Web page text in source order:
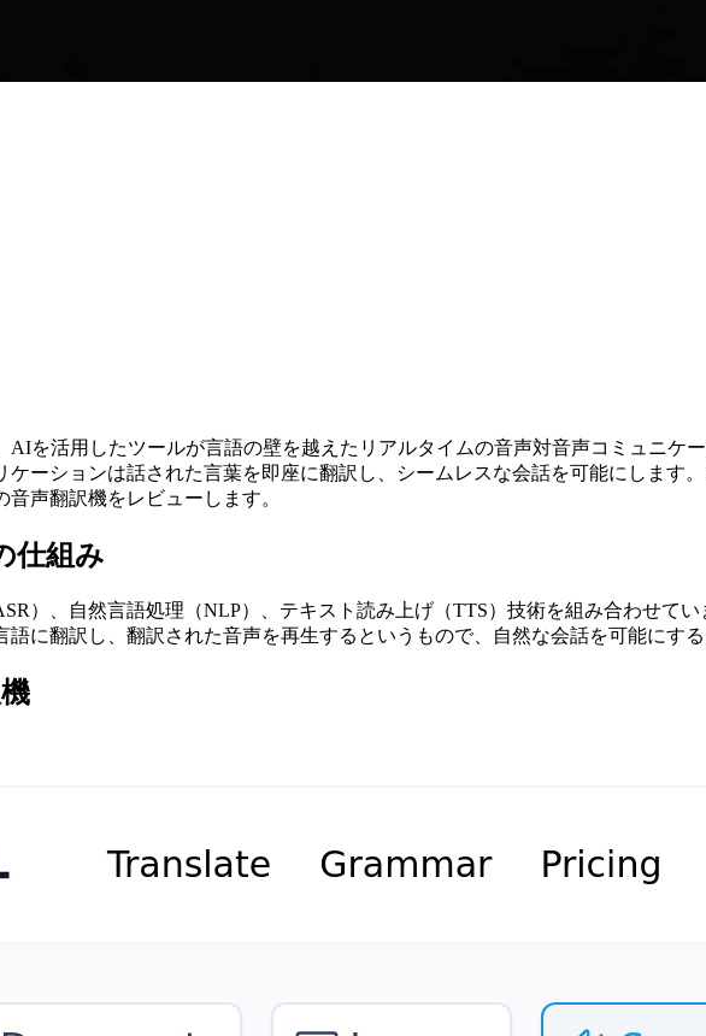
AIを活用したツールが言語の壁を越えたリアルタイムの音声対音声コミュニケ
ケーションは話された言葉を即座に翻訳し、シームレスな会話を可能にします
声翻訳機をレビューします。
仕組み
）、自然言語処理（NLP）、テキスト読み上げ（TTS）技術を組み合わせて
に翻訳し、翻訳された音声を再生するというもので、自然な会話を可能にす